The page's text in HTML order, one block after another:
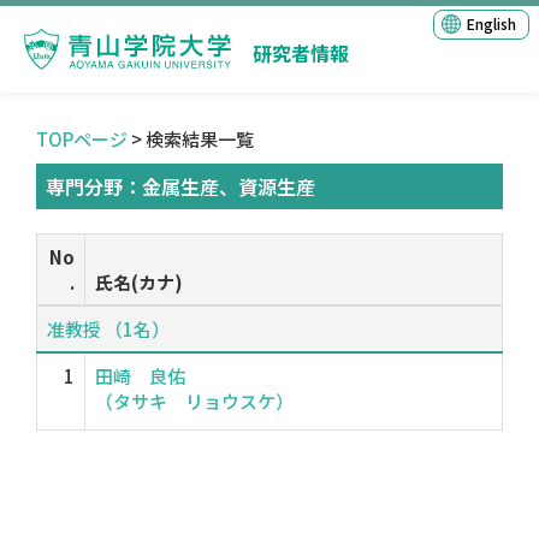
研究者情報
English
TOPページ > 検索結果一覧
専門分野：金属生産、資源生産
No
.
氏名(カナ)
准教授 （1名）
1
田崎 良佑
（タサキ リョウスケ）